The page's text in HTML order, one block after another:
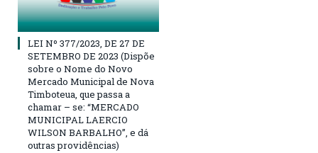
LEI Nº 377/2023, DE 27 DE
SETEMBRO DE 2023 (Dispõe
sobre o Nome do Novo
Mercado Municipal de Nova
Timboteua, que passa a
chamar – se: “MERCADO
MUNICIPAL LAERCIO
WILSON BARBALHO”, e dá
outras providências)